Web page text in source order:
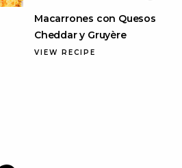
Macarrones con Quesos
Cheddar y Gruyère
VIEW RECIPE